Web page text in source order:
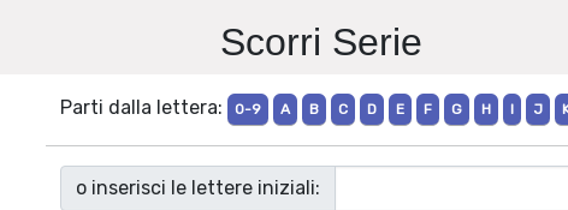
Scorri Serie
Parti dalla lettera: 0-9 A B C D E F G H I J
o inserisci le lettere iniziali: